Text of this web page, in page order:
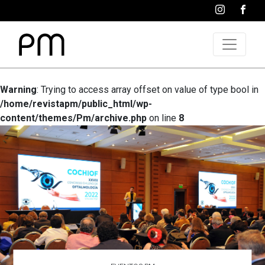
Warning: Trying to access array offset on value of type bool in
/home/revistapm/public_html/wp-
content/themes/Pm/archive.php on line 8